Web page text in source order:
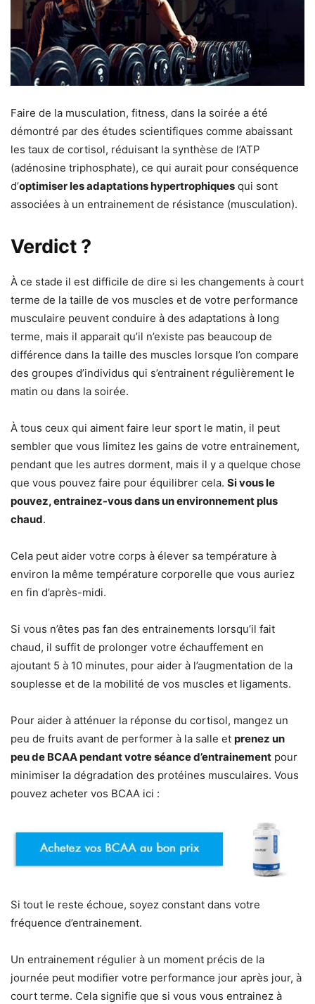
Faire de la musculation, fitness, dans la soirée a été
démontré par des études scientifiques comme abaissant
les taux de cortisol, réduisant la synthèse de l’ATP
(adénosine triphosphate), ce qui aurait pour conséquence
d’optimiser les adaptations hypertrophiques qui sont
associées à un entrainement de résistance (musculation).
Verdict ?
À ce stade il est difficile de dire si les changements à court
terme de la taille de vos muscles et de votre performance
musculaire peuvent conduire à des adaptations à long
terme, mais il apparait qu’il n’existe pas beaucoup de
différence dans la taille des muscles lorsque l’on compare
des groupes d’individus qui s’entrainent régulièrement le
matin ou dans la soirée.
À tous ceux qui aiment faire leur sport le matin, il peut
sembler que vous limitez les gains de votre entrainement,
pendant que les autres dorment, mais il y a quelque chose
que vous pouvez faire pour équilibrer cela. Si vous le
pouvez, entrainez-vous dans un environnement plus
chaud.
Cela peut aider votre corps à élever sa température à
environ la même température corporelle que vous auriez
en fin d’après-midi.
Si vous n’êtes pas fan des entrainements lorsqu’il fait
chaud, il suffit de prolonger votre échauffement en
ajoutant 5 à 10 minutes, pour aider à l’augmentation de la
souplesse et de la mobilité de vos muscles et ligaments.
Pour aider à atténuer la réponse du cortisol, mangez un
peu de fruits avant de performer à la salle et prenez un
peu de BCAA pendant votre séance d’entrainement pour
minimiser la dégradation des protéines musculaires. Vous
pouvez acheter vos BCAA ici :
Si tout le reste échoue, soyez constant dans votre
fréquence d’entrainement.
Un entrainement régulier à un moment précis de la
journée peut modifier votre performance jour après jour, à
court terme. Cela signifie que si vous vous entrainez à